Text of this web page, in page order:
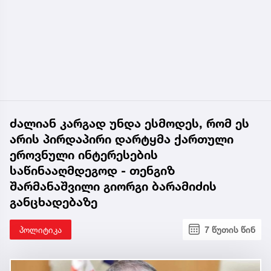
ძალიან კარგად უნდა ესმოდეს, რომ ეს
არის პირდაპირი დარტყმა ქართული
ეროვნული ინტერესების
საწინააღმდეგოდ - თენგიზ
შარმანაშვილი გიორგი ბარამიძის
განცხადებაზე
პოლიტიკა 7 წუთის წინ